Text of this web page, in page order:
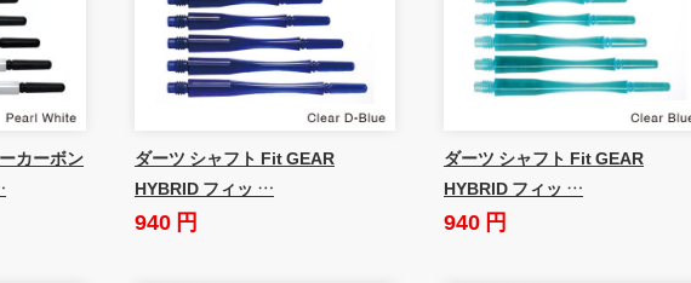
カーボン
ダーツ シャフト Fit GEAR
HYBRID フィッ …
940 円
ダーツ シャフト Fit GEAR
HYBRID フィッ …
940 円